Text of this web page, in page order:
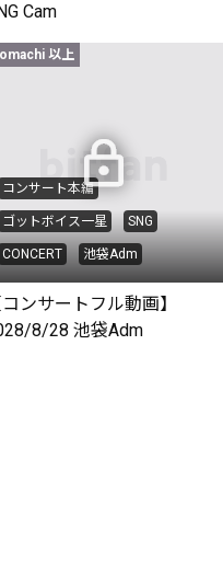
Cam
以上
コンサート本編
ゴットボイス一星 SNG
CONCERT 池袋Adm
コンサートフル動画】
8/28 池袋Adm